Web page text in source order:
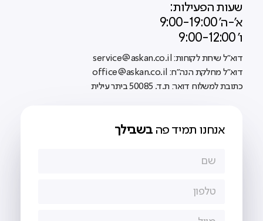
שעות הפעילות:
א'-ה' 9:00-19:00
ו' 9:00-12:00
דוא"ל שירות לקוחות: service@askan.co.il
דוא"ל מחלקת הנה"ח: office@askan.co.il
כתובת למשלוח דואר: ת.ד. 50085 ביתר עילית
אנחנו תמיד פה בשבילך